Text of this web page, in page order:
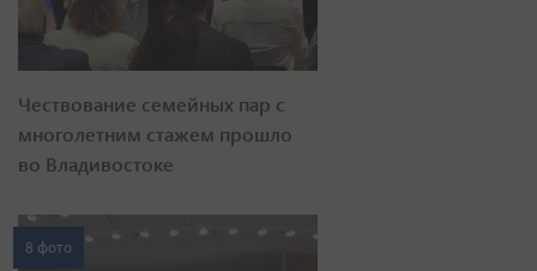
Чествование семейных пар с
многолетним стажем прошло
во Владивостоке
8 фото